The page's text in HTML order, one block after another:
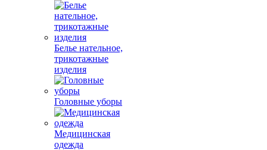
Белье нательное,
трикотажные
изделия
Головные уборы
Медицинская
одежда